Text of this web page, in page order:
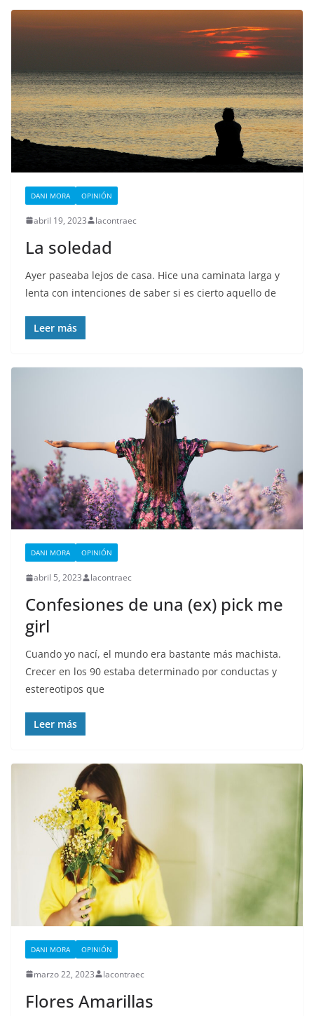
DANI MORA OPINIÓN
abril 19, 2023 lacontraec
La soledad
Ayer paseaba lejos de casa. Hice una caminata larga y
lenta con intenciones de saber si es cierto aquello de
Leer más
DANI MORA OPINIÓN
abril 5, 2023 lacontraec
Confesiones de una (ex) pick me
girl
Cuando yo nací, el mundo era bastante más machista.
Crecer en los 90 estaba determinado por conductas y
estereotipos que
Leer más
DANI MORA OPINIÓN
marzo 22, 2023 lacontraec
Flores Amarillas